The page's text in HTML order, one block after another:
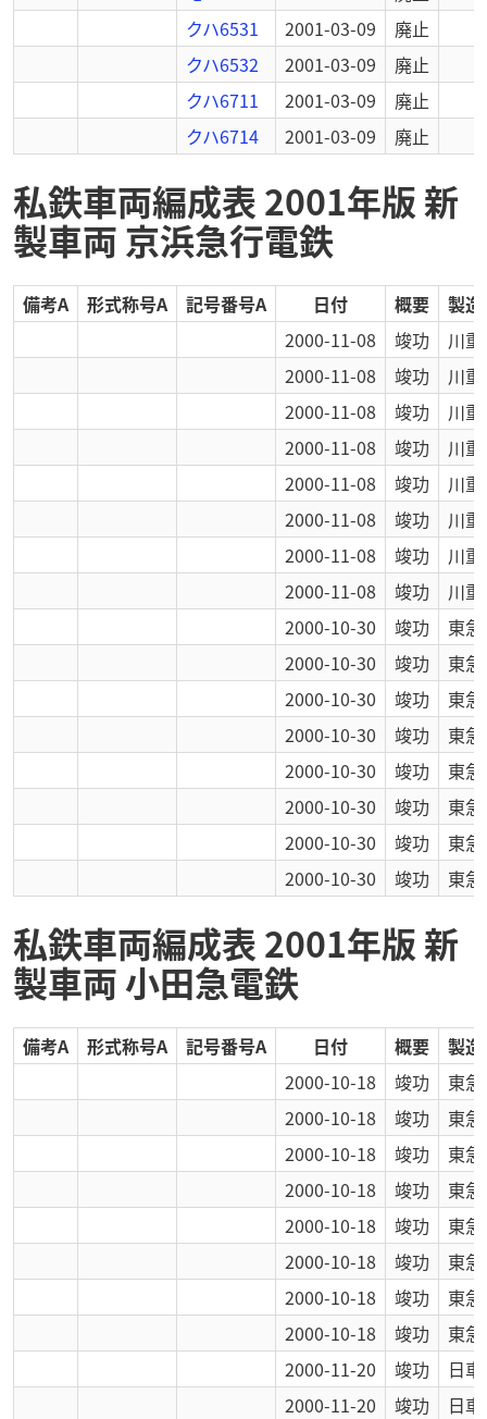
クハ6531
2001-03-09
廃止
クハ6532
2001-03-09
廃止
クハ6711
2001-03-09
廃止
クハ6714
2001-03-09 廃止
私鉄車両編成表 2001年版 新
製車両 京浜急行電鉄
備考A 形式称号A 記号番号A 日付 概要
製
2000-11-08
竣功
川重
2000-11-08
竣功
川重
2000-11-08
竣功
川重
2000-11-08
竣功
川重
2000-11-08
竣功
川重
2000-11-08
竣功
川重
2000-11-08
竣功
川重
2000-11-08
竣功
川重
2000-10-30
竣功
東急
2000-10-30
竣功
東急
2000-10-30
竣功
東急
2000-10-30
竣功
東急
2000-10-30
竣功
東急
2000-10-30
竣功
東急
2000-10-30
竣功
東急
2000-10-30
竣功 東急
私鉄車両編成表 2001年版 新
製車両 小田急電鉄
備考A 形式称号A 記号番号A 日付 概要
製
2000-10-18
竣功
東急
2000-10-18
竣功
東急
2000-10-18
竣功
東急
2000-10-18
竣功
東急
2000-10-18
竣功
東急
2000-10-18
竣功
東急
2000-10-18
竣功
東急
2000-10-18
竣功
東急
2000-11-20
竣功
日車
2000-11-20
竣功
日車